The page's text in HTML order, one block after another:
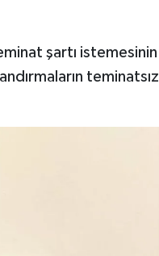
şartı istemesinin
teminatsız